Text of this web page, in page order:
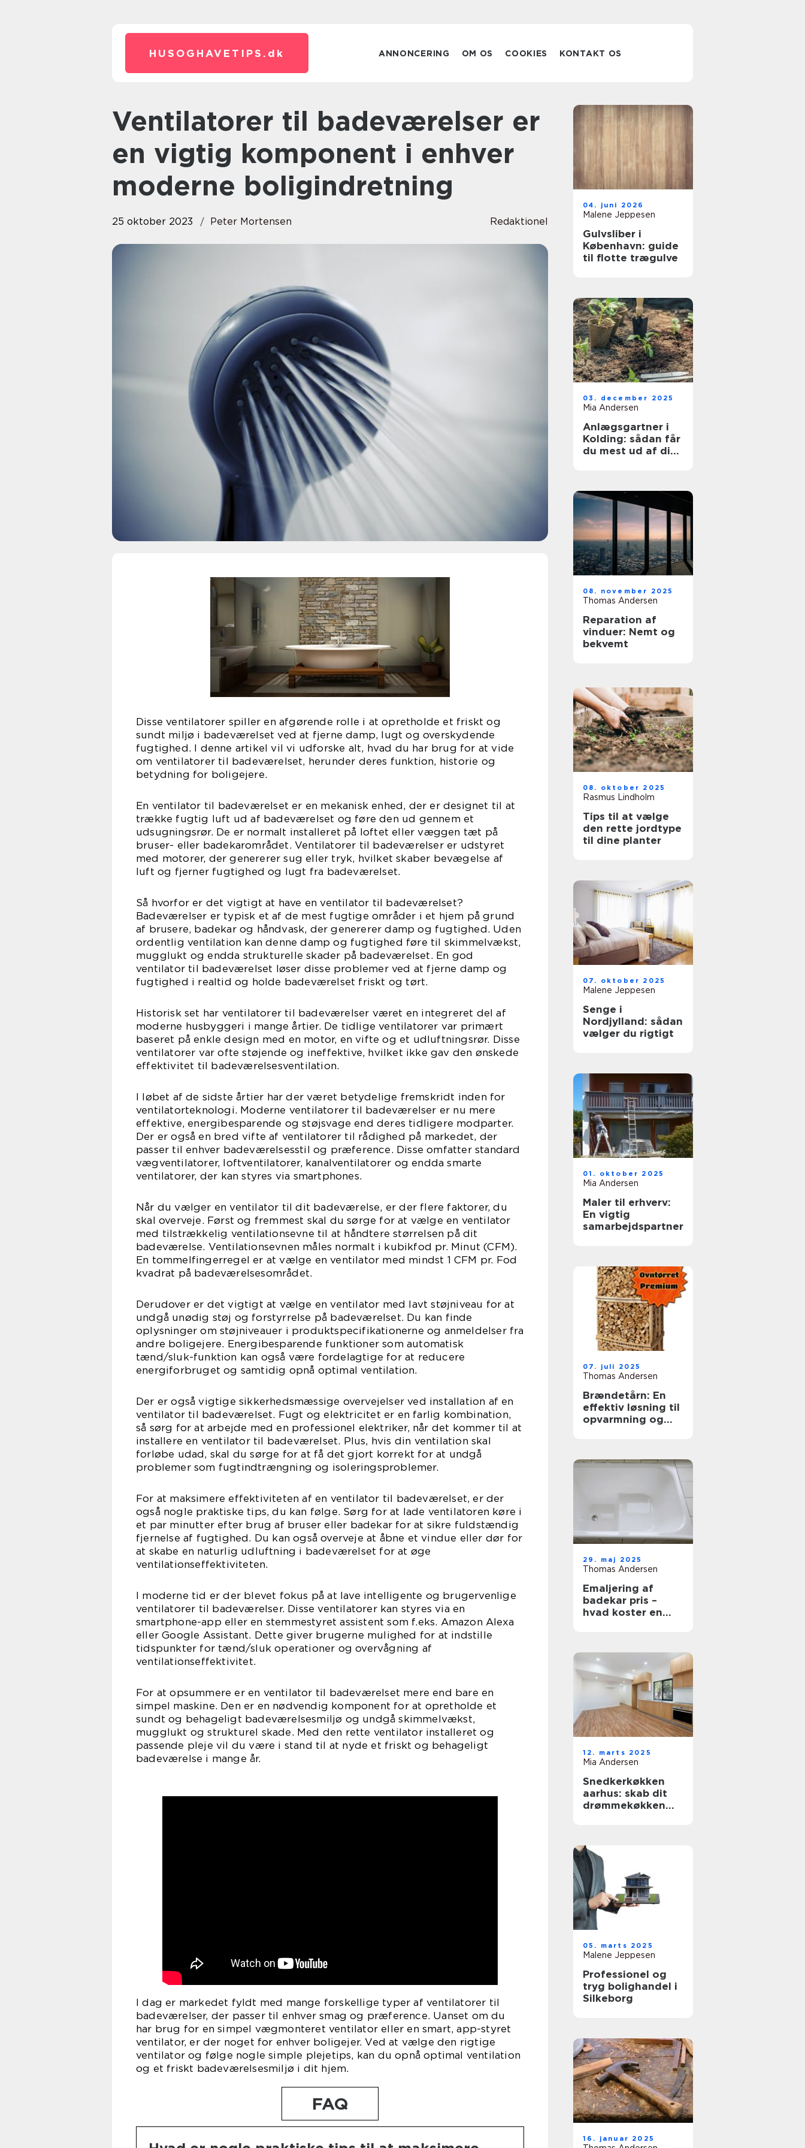
HUSOGHAVETIPS. dk ANNONCERING OM OS COOKIES KONTAKT OS
Ventilatorer til badeværelser er
en vigtig komponent i enhver
moderne boligindretning
25 oktober 2023 Peter Mortensen Redaktionel
Disse ventilatorer spiller en afgørende rolle i at opretholde et friskt og
sundt miljø i badeværelset ved at fjerne damp, lugt og overskydende
fugtighed. I denne artikel vil vi udforske alt, hvad du har brug for at vide
om ventilatorer til badeværelset, herunder deres funktion, historie og
betydning for boligejere.
En ventilator til badeværelset er en mekanisk enhed, der er designet til at
trække fugtig luft ud af badeværelset og føre den ud gennem et
udsugningsrør. De er normalt installeret på loftet eller væggen tæt på
bruser- eller badekarområdet. Ventilatorer til badeværelser er udstyret
med motorer, der genererer sug eller tryk, hvilket skaber bevægelse af
luft og fjerner fugtighed og lugt fra badeværelset.
Så hvorfor er det vigtigt at have en ventilator til badeværelset?
Badeværelser er typisk et af de mest fugtige områder i et hjem på grund
af brusere, badekar og håndvask, der genererer damp og fugtighed. Uden
ordentlig ventilation kan denne damp og fugtighed føre til skimmelvækst,
mugglukt og endda strukturelle skader på badeværelset. En god
ventilator til badeværelset løser disse problemer ved at fjerne damp og
fugtighed i realtid og holde badeværelset friskt og tørt.
Historisk set har ventilatorer til badeværelser været en integreret del af
moderne husbyggeri i mange årtier. De tidlige ventilatorer var primært
baseret på enkle design med en motor, en vifte og et udluftningsrør. Disse
ventilatorer var ofte støjende og ineffektive, hvilket ikke gav den ønskede
effektivitet til badeværelsesventilation.
I løbet af de sidste årtier har der været betydelige fremskridt inden for
ventilatorteknologi. Moderne ventilatorer til badeværelser er nu mere
effektive, energibesparende og støjsvage end deres tidligere modparter.
Der er også en bred vifte af ventilatorer til rådighed på markedet, der
passer til enhver badeværelsesstil og præference. Disse omfatter standard
vægventilatorer, loftventilatorer, kanalventilatorer og endda smarte
ventilatorer, der kan styres via smartphones.
Når du vælger en ventilator til dit badeværelse, er der flere faktorer, du
skal overveje. Først og fremmest skal du sørge for at vælge en ventilator
med tilstrækkelig ventilationsevne til at håndtere størrelsen på dit
badeværelse. Ventilationsevnen måles normalt i kubikfod pr. Minut (CFM).
En tommelfingerregel er at vælge en ventilator med mindst 1 CFM pr. Fod
kvadrat på badeværelsesområdet.
Derudover er det vigtigt at vælge en ventilator med lavt støjniveau for at
undgå unødig støj og forstyrrelse på badeværelset. Du kan finde
oplysninger om støjniveauer i produktspecifikationerne og anmeldelser fra
andre boligejere. Energibesparende funktioner som automatisk
tænd/sluk-funktion kan også være fordelagtige for at reducere
energiforbruget og samtidig opnå optimal ventilation.
Der er også vigtige sikkerhedsmæssige overvejelser ved installation af en
ventilator til badeværelset. Fugt og elektricitet er en farlig kombination,
så sørg for at arbejde med en professionel elektriker, når det kommer til at
installere en ventilator til badeværelset. Plus, hvis din ventilation skal
forløbe udad, skal du sørge for at få det gjort korrekt for at undgå
problemer som fugtindtrængning og isoleringsproblemer.
For at maksimere effektiviteten af en ventilator til badeværelset, er der
også nogle praktiske tips, du kan følge. Sørg for at lade ventilatoren køre i
et par minutter efter brug af bruser eller badekar for at sikre fuldstændig
fjernelse af fugtighed. Du kan også overveje at åbne et vindue eller dør for
at skabe en naturlig udluftning i badeværelset for at øge
ventilationseffektiviteten.
I moderne tid er der blevet fokus på at lave intelligente og brugervenlige
ventilatorer til badeværelser. Disse ventilatorer kan styres via en
smartphone-app eller en stemmestyret assistent som f.eks. Amazon Alexa
eller Google Assistant. Dette giver brugerne mulighed for at indstille
tidspunkter for tænd/sluk operationer og overvågning af
ventilationseffektivitet.
For at opsummere er en ventilator til badeværelset mere end bare en
simpel maskine. Den er en nødvendig komponent for at opretholde et
sundt og behageligt badeværelsesmiljø og undgå skimmelvækst,
mugglukt og strukturel skade. Med den rette ventilator installeret og
passende pleje vil du være i stand til at nyde et friskt og behageligt
badeværelse i mange år.
I dag er markedet fyldt med mange forskellige typer af ventilatorer til
badeværelser, der passer til enhver smag og præference. Uanset om du
har brug for en simpel vægmonteret ventilator eller en smart, app-styret
ventilator, er der noget for enhver boligejer. Ved at vælge den rigtige
ventilator og følge nogle simple plejetips, kan du opnå optimal ventilation
og et friskt badeværelsesmiljø i dit hjem.
FAQ
04. juni 2026
Malene Jeppesen
Gulvsliber i
København: guide
til flotte trægulve
03. december 2025
Mia Andersen
Anlægsgartner i
Kolding: sådan får
du mest ud af dit
08. november 2025
Thomas Andersen
Reparation af
vinduer: Nemt og
bekvemt
08. oktober 2025
Rasmus Lindholm
Tips til at vælge
den rette jordtype
til dine planter
07. oktober 2025
Malene Jeppesen
Senge i
Nordjylland: sådan
vælger du rigtigt
01. oktober 2025
Mia Andersen
Maler til erhverv:
En vigtig
samarbejdspartner
07. juli 2025
Thomas Andersen
Brændetårn: En
effektiv løsning til
opvarmning og
29. maj 2025
Thomas Andersen
Emaljering af
badekar pris –
hvad koster en
12. marts 2025
Mia Andersen
Snedkerkøkken
aarhus: skab dit
drømmekøkken
05. marts 2025
Malene Jeppesen
Professionel og
tryg bolighandel i
Silkeborg
16. januar 2025